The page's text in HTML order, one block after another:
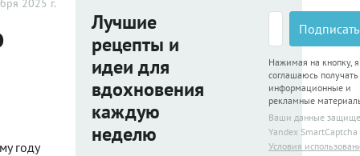
2025 г.
году
Лучшие
рецепты и
идеи для
вдохновения
каждую
неделю
Нажимая на кнопку, я
соглашаюсь получать
информационные и
рекламные
Ваши данные
Yandex SmartCaptcha
Условия